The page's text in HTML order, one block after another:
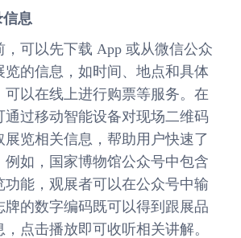
息
，可以先下载 App 或从微信公众
览的信息，如时间、地点和具体
可以在线上进行购票等服务。在
通过移动智能设备对现场二维码
展览相关信息，帮助用户快速了
例如，国家博物馆公众号中包含
功能，观展者可以在公众号中输
牌的数字编码既可以得到跟展品
点击播放即可收听相关讲解。